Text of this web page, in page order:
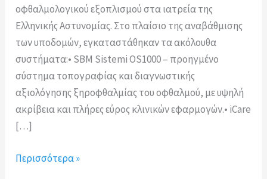
οφθαλμολογικού εξοπλισμού στα ιατρεία της
Ελληνικής Αστυνομίας. Στο πλαίσιο της αναβάθμισης
των υποδομών, εγκαταστάθηκαν τα ακόλουθα
συστήματα:• SBM Sistemi OS1000 – προηγμένο
σύστημα τοπογραφίας και διαγνωστικής
αξιολόγησης ξηροφθαλμίας του οφθαλμού, με υψηλή
ακρίβεια και πλήρες εύρος κλινικών εφαρμογών.• iCare
[…]
Προμήθεια
Περισσότερα »